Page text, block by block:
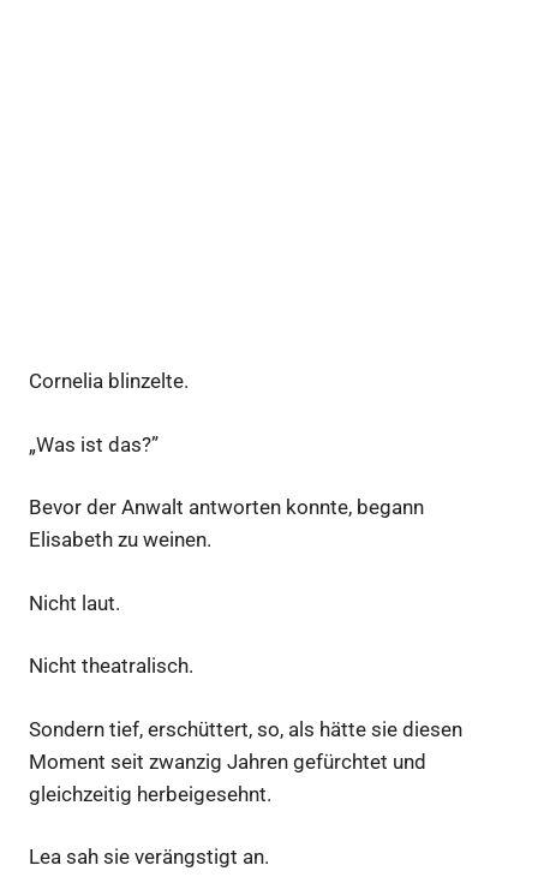
Cornelia blinzelte.
„Was ist das?”
Bevor der Anwalt antworten konnte, begann
Elisabeth zu weinen.
Nicht laut.
Nicht theatralisch.
Sondern tief, erschüttert, so, als hätte sie diesen
Moment seit zwanzig Jahren gefürchtet und
gleichzeitig herbeigesehnt.
Lea sah sie verängstigt an.